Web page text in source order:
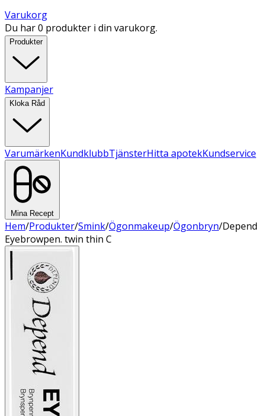
Varukorg
Du har 0 produkter i din varukorg.
Produkter
Kampanjer
Kloka Råd
VarumärkenKundklubbTjänsterHitta apotekKundservice
Mina Recept
Hem/Produkter/Smink/Ögonmakeup/Ögonbryn/Depend
Eyebrowpen. twin thin C